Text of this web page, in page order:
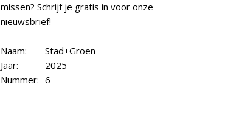
missen? Schrijf je gratis in voor onze
nieuwsbrief!
Naam:
Stad+Groen
Jaar:
2025
Nummer: 6